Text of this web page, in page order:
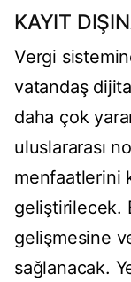
KAYIT
Vergi
vatandaş
daha çok
uluslararası
menfaatlerini
geliştirilecek.
gelişmesine
sağlanacak.